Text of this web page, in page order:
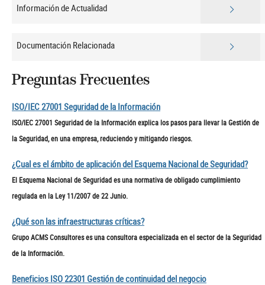
Información de Actualidad
Documentación Relacionada
Preguntas Frecuentes
ISO/IEC 27001 Seguridad de la Información
ISO/IEC 27001 Seguridad de la Información explica los pasos para llevar la Gestión de
la Seguridad, en una empresa, reduciendo y mitigando riesgos.
¿Cual es el ámbito de aplicación del Esquema Nacional de Seguridad?
El Esquema Nacional de Seguridad es una normativa de obligado cumplimiento
regulada en la Ley 11/2007 de 22 Junio.
¿Qué son las infraestructuras críticas?
Grupo ACMS Consultores es una consultora especializada en el sector de la Seguridad
de la Información.
Beneficios ISO 22301 Gestión de continuidad del negocio